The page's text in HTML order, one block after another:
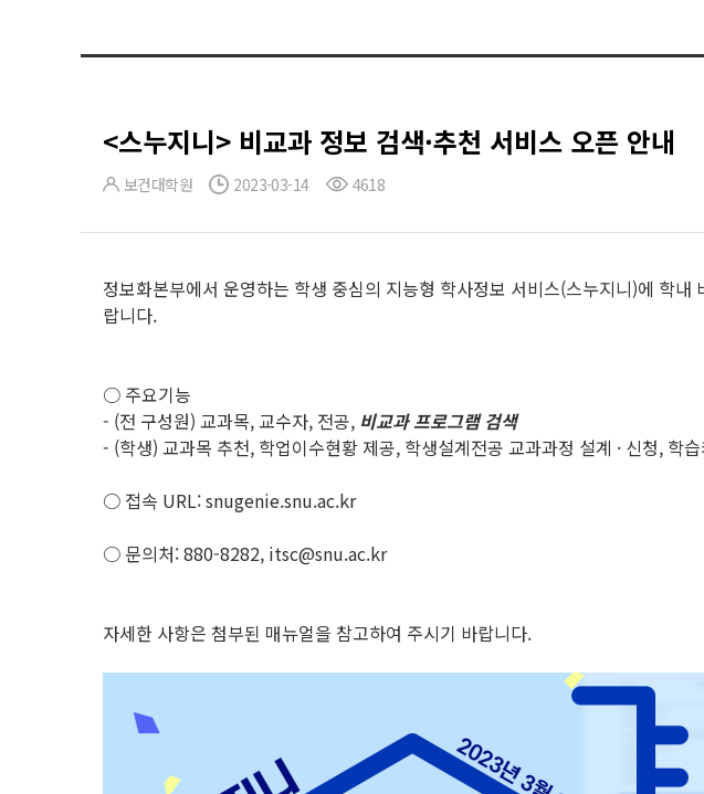
<스누지니> 비교과 정보 검색·추천 서비스 오픈 안내
보건대학원 2023-03-14 4618
정보화본부에서 운영하는 학생 중심의 지능형 학사정보 서비스(스누지니)에 학
랍니다.
○ 주요기능
- (전 구성원) 교과목, 교수자, 전공, 비교과 프로그램 검색
- (학생) 교과목 추천, 학업이수현황 제공, 학생설계전공 교과과정 설계 · 신청, 학
○ 접속 URL: snugenie.snu.ac.kr
○ 문의처: 880-8282, itsc@snu.ac.kr
자세한 사항은 첨부된 매뉴얼을 참고하여 주시기 바랍니다.